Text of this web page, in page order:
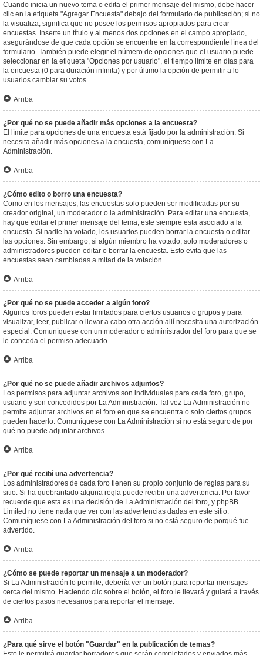
Cuando inicia un nuevo tema o edita el primer mensaje del mismo, debe hacer
clic en la etiqueta "Agregar Encuesta" debajo del formulario de publicación; si no
la visualiza, significa que no posee los permisos apropiados para crear
encuestas. Inserte un título y al menos dos opciones en el campo apropiado,
asegurándose de que cada opción se encuentre en la correspondiente línea del
formulario. También puede elegir el número de opciones que el usuario puede
seleccionar en la etiqueta "Opciones por usuario", el tiempo límite en días para
la encuesta (0 para duración infinita) y por último la opción de permitir a lo
usuarios cambiar su votos.
Arriba
¿Por qué no se puede añadir más opciones a la encuesta?
El límite para opciones de una encuesta está fijado por la administración. Si
necesita añadir más opciones a la encuesta, comuníquese con La
Administración.
Arriba
¿Cómo edito o borro una encuesta?
Como en los mensajes, las encuestas solo pueden ser modificadas por su
creador original, un moderador o la administración. Para editar una encuesta,
hay que editar el primer mensaje del tema; este siempre esta asociado a la
encuesta. Si nadie ha votado, los usuarios pueden borrar la encuesta o editar
las opciones. Sin embargo, si algún miembro ha votado, solo moderadores o
administradores pueden editar o borrar la encuesta. Esto evita que las
encuestas sean cambiadas a mitad de la votación.
Arriba
¿Por qué no se puede acceder a algún foro?
Algunos foros pueden estar limitados para ciertos usuarios o grupos y para
visualizar, leer, publicar o llevar a cabo otra acción allí necesita una autorización
especial. Comuníquese con un moderador o administrador del foro para que se
le conceda el permiso adecuado.
Arriba
¿Por qué no se puede añadir archivos adjuntos?
Los permisos para adjuntar archivos son individuales para cada foro, grupo,
usuario y son concedidos por La Administración. Tal vez La Administración no
permite adjuntar archivos en el foro en que se encuentra o solo ciertos grupos
pueden hacerlo. Comuníquese con La Administración si no está seguro de por
qué no puede adjuntar archivos.
Arriba
¿Por qué recibí una advertencia?
Los administradores de cada foro tienen su propio conjunto de reglas para su
sitio. Si ha quebrantado alguna regla puede recibir una advertencia. Por favor
recuerde que esta es una decisión de La Administración del foro, y phpBB
Limited no tiene nada que ver con las advertencias dadas en este sitio.
Comuníquese con La Administración del foro si no está seguro de porqué fue
advertido.
Arriba
¿Cómo se puede reportar un mensaje a un moderador?
Si La Administración lo permite, debería ver un botón para reportar mensajes
cerca del mismo. Haciendo clic sobre el botón, el foro le llevará y guiará a través
de ciertos pasos necesarios para reportar el mensaje.
Arriba
¿Para qué sirve el botón "Guardar" en la publicación de temas?